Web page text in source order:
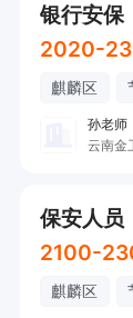
银行安保
2020-
麒麟区
孙老师
云南金
保安人员
2100-
麒麟区